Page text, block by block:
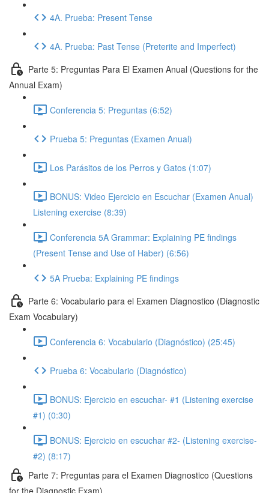
4A. Prueba: Present Tense
4A. Prueba: Past Tense (Preterite and Imperfect)
Parte 5: Preguntas Para El Examen Anual (Questions for the
Annual Exam)
Conferencia 5: Preguntas (6:52)
Prueba 5: Preguntas (Examen Anual)
Los Parásitos de los Perros y Gatos (1:07)
BONUS: Video Ejercicio en Escuchar (Examen Anual)
Listening exercise (8:39)
Conferencia 5A Grammar: Explaining PE findings
(Present Tense and Use of Haber) (6:56)
5A Prueba: Explaining PE findings
Parte 6: Vocabulario para el Examen Diagnostico (Diagnostic
Exam Vocabulary)
Conferencia 6: Vocabulario (Diagnóstico) (25:45)
Prueba 6: Vocabulario (Diagnóstico)
BONUS: Ejercicio en escuchar- #1 (Listening exercise
#1) (0:30)
BONUS: Ejercicio en escuchar #2- (Listening exercise-
#2) (8:17)
Parte 7: Preguntas para el Examen Diagnostico (Questions
for the Diagnostic Exam)